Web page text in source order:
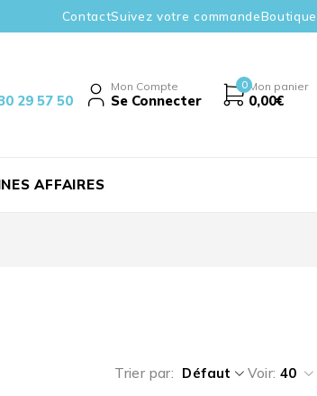
ContactSuivez votre commandeBoutique
29 57 50
Mon Compte
Se Connecter
0 Mon panier
0,00€
AFFAIRES
Trier par Défaut Voir: 40